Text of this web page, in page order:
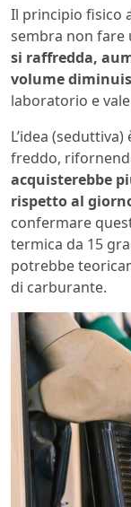
Il principio fisico
sembra non fare
si raffredda,
volume
laboratorio e
L’idea
freddo,
acquisterebbe
rispetto al
confermare
termica da 15
potrebbe
di carburante.